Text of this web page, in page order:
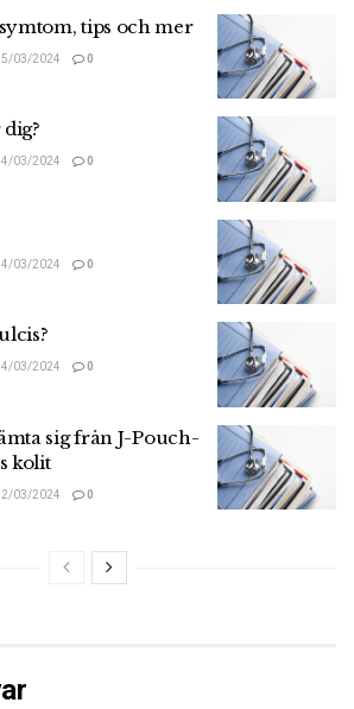
tips och mer
03/2024 0
03/2024 0
03/2024 0
03/2024 0
sig från J-Pouch-
kolit
03/2024 0